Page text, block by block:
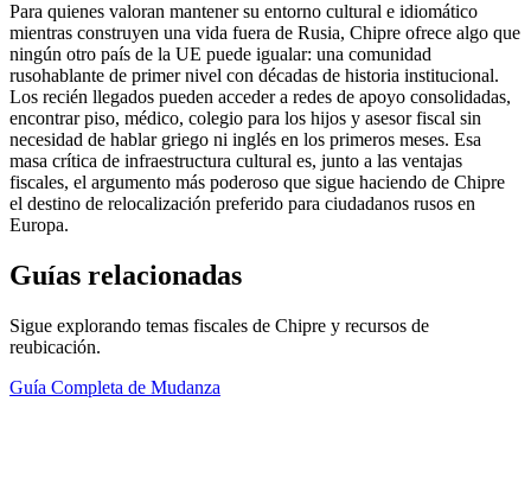
Para quienes valoran mantener su entorno cultural e idiomático
mientras construyen una vida fuera de Rusia, Chipre ofrece algo que
ningún otro país de la UE puede igualar: una comunidad
rusohablante de primer nivel con décadas de historia institucional.
Los recién llegados pueden acceder a redes de apoyo consolidadas,
encontrar piso, médico, colegio para los hijos y asesor fiscal sin
necesidad de hablar griego ni inglés en los primeros meses. Esa
masa crítica de infraestructura cultural es, junto a las ventajas
fiscales, el argumento más poderoso que sigue haciendo de Chipre
el destino de relocalización preferido para ciudadanos rusos en
Europa.
Guías relacionadas
Sigue explorando temas fiscales de Chipre y recursos de
reubicación.
Guía Completa de Mudanza